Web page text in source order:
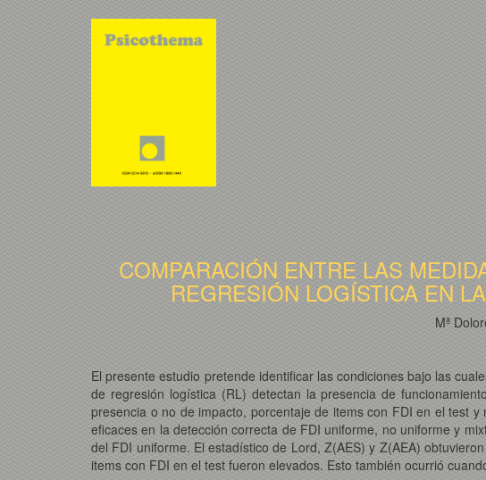
COMPARACIÓN ENTRE LAS
REGRESIÓN LOGÍSTICA EN
Mª
El presente estudio pretende identificar las condiciones bajo las
de regresión logística (RL) detectan la presencia de
presencia o no de impacto, porcentaje de items con FDI en el test
eficaces en la detección correcta de FDI uniforme, no uniforme y
del FDI uniforme. El estadístico de Lord, Z(AES) y Z(AEA)
items con FDI en el test fueron elevados. Esto también ocurrió